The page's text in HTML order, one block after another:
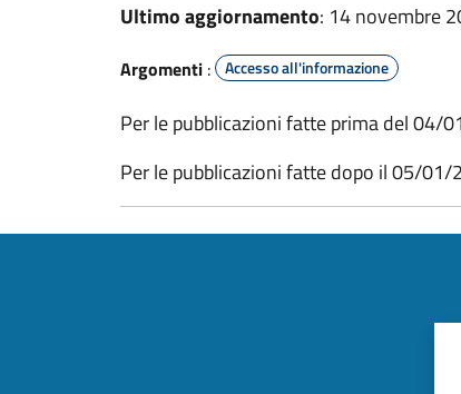
Ultimo aggiornamento: 14 novembre
Argomenti : Accesso all'informazione
Per le pubblicazioni fatte prima del 04/
Per le pubblicazioni fatte dopo il 05/01/